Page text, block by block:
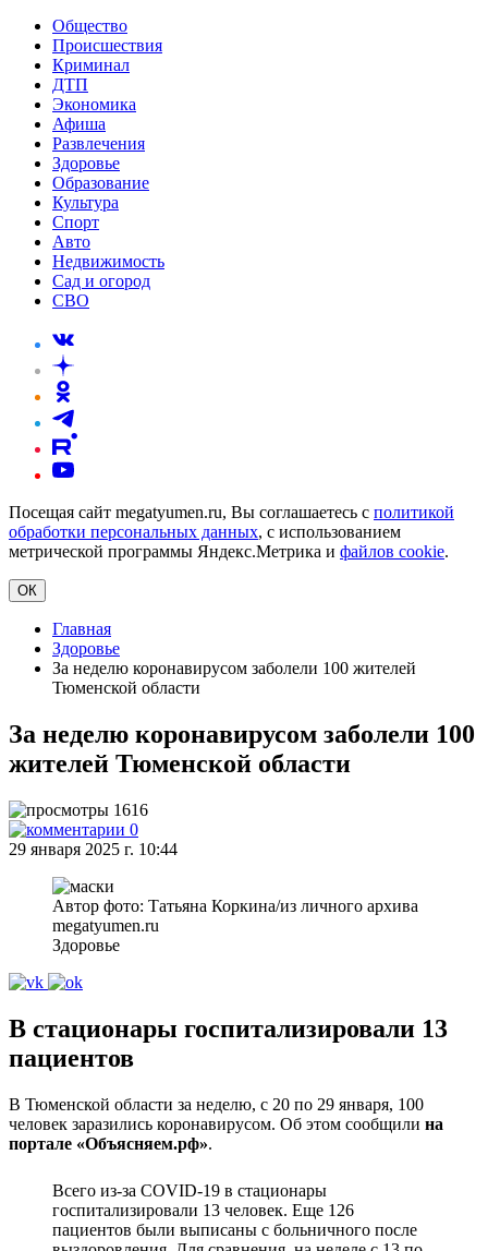
Общество
Происшествия
Криминал
ДТП
Экономика
Афиша
Развлечения
Здоровье
Образование
Культура
Спорт
Авто
Недвижимость
Сад и огород
СВО
Посещая сайт megatyumen.ru, Вы соглашаетесь с политикой
обработки персональных данных, с использованием
метрической программы Яндекс.Метрика и файлов cookie.
ОК
Главная
Здоровье
За неделю коронавирусом заболели 100 жителей
Тюменской области
За неделю коронавирусом заболели 100
жителей Тюменской области
1616
0
29 января 2025 г. 10:44
Автор фото: Татьяна Коркина/из личного архива
megatyumen.ru
Здоровье
В стационары госпитализировали 13
пациентов
В Тюменской области за неделю, с 20 по 29 января, 100
человек заразились коронавирусом. Об этом сообщили на
портале «Объясняем.рф».
Всего из-за COVID-19 в стационары
госпитализировали 13 человек. Еще 126
пациентов были выписаны с больничного после